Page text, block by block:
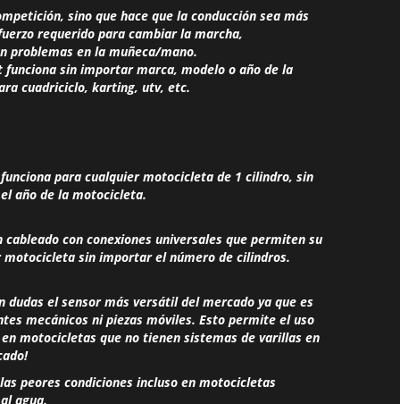
sino que hace que la conducción sea más
requerido para cambiar la marcha,
problemas en la muñeca/mano.
funciona sin importar marca, modelo o año de la
cuadriciclo, karting, utv, etc.
para cualquier motocicleta de 1 cilindro, sin
año de la motocicleta.
con conexiones universales que permiten su
sin importar el número de cilindros.
dudas el sensor más versátil del mercado ya que es
mecánicos ni piezas móviles. Esto permite el uso
motocicletas que no tienen sistemas de varillas en
peores condiciones incluso en motocicletas
agua.